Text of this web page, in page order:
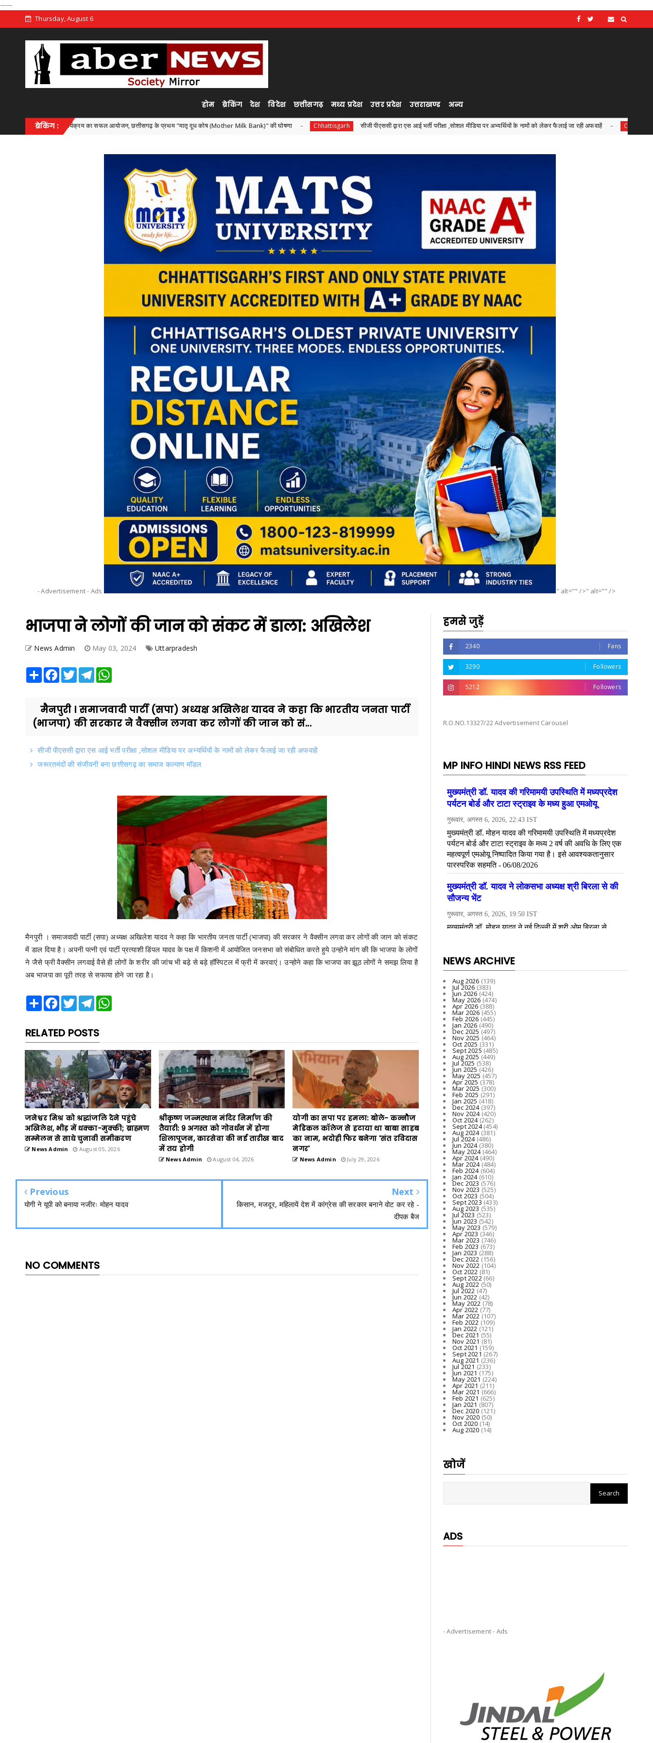
——
Thursday, August 6
होम ब्रेकिंग देश विदेश छत्तीसगढ़ मध्य प्रदेश उत्तर प्रदेश उत्तराखण्ड अन्य
ब्रेकिंग :
कार्यक्रम का सफल आयोजन, छत्तीसगढ़ के प्रथम "मातृ दूध कोष (Mother Milk Bank)" की घोषणा Chhattisgarh सीजी पीएससी द्वारा एस आई भर्ती परीक्षा ,सोशल मीडिया पर अभ्यर्थियों के नामों को लेकर फैलाई जा रही अफवाहें Chhattisgarh जरूरतमंदों की
- Advertisement - Ads " alt="" />" alt="" />
भाजपा ने लोगों की जान को संकट में डाला: अखिलेश
News Admin May 03, 2024 Uttarpradesh
Share Facebook
TwitterTelegram
मैनपुरी । समाजवादी पार्टी (सपा) अध्यक्ष अखिलेश यादव ने कहा कि भारतीय जनता पार्टी
(भाजपा) की सरकार ने वैक्सीन लगवा कर लोगों की जान को सं...
सीजी पीएससी द्वारा एस आई भर्ती परीक्षा ,सोशल मीडिया पर अभ्यर्थियों के नामों को लेकर फैलाई जा रही अफवाहें
जरूरतमंदों की संजीवनी बना छत्तीसगढ़ का समाज कल्याण मॉडल
मैनपुरी । समाजवादी पार्टी (सपा) अध्यक्ष अखिलेश यादव ने कहा कि भारतीय जनता पार्टी (भाजपा) की सरकार ने वैक्सीन लगवा कर लोगों की जान को संकट
में डाल दिया है। अपनी पत्नी एवं पार्टी प्रत्याशी डिंपल यादव के पक्ष में किशनी में आयोजित जनसभा को संबोधित करते हुये उन्होने मांग की कि भाजपा के लोगों
ने जैसे फ्री वैक्सीन लगवाई वैसे ही लोगों के शरीर की जांच भी बड़े से बड़े हॉस्पिटल में फ्री में करवाएं। उन्होने कहा कि भाजपा का झूठ लोगों ने समझ लिया है
अब भाजपा का पूरी तरह से सफाया होने जा रहा है।
Share Facebook
TwitterTelegram
RELATED POSTS
जनेश्वर मिश्र को श्रद्धांजलि देने पहुंचे
अखिलेश, भीड़ में धक्का-मुक्की; ब्राह्मण
सम्मेलन से साधे चुनावी समीकरण
News Admin August 05, 2026
श्रीकृष्ण जन्मस्थान मंदिर निर्माण की
तैयारी: 9 अगस्त को गोवर्धन में होगा
शिलापूजन, कारसेवा की नई तारीख बाद
में तय होगी
News Admin August 04, 2026
योगी का सपा पर हमला: बोले- कन्नौज
मेडिकल कॉलेज से हटाया था बाबा साहब
का नाम, भदोही फिर बनेगा 'संत रविदास
नगर'
News Admin July 29, 2026
Previous
योगी ने यूपी को बनाया नजीरः मोहन यादव
Next
किसान, मजदूर, महिलायें देश में कांग्रेस की सरकार बनाने वोट कर रहे -
दीपक बैज
NO COMMENTS
हमसे जुड़ें
2340 Fans
3290 Followers
5212 Followers
R.O.NO.13327/22 Advertisement Carousel
MP INFO HINDI NEWS RSS FEED
NEWS ARCHIVE
Aug 2026 (139)
Jul 2026 (383)
Jun 2026(424)
May 2026(474)
Apr 2026 (388)
Mar 2026(455)
Feb 2026 (445)
Jan 2026 (490)
Dec 2025(497)
Nov 2025 (464)
Oct 2025 (331)
Sept 2025 (485)
Aug 2025 (449)
Jul 2025 (538)
Jun 2025(426)
May 2025(457)
Apr 2025 (378)
Mar 2025 (300)
Feb 2025 (291)
Jan 2025 (418)
Dec 2024(397)
Nov 2024(420)
Oct 2024(262)
Sept 2024(454)
Aug 2024(381)
Jul 2024(486)
Jun 2024(380)
May 2024(464)
Apr 2024(490)
Mar 2024(484)
Feb 2024(604)
Jan 2024(610)
Dec 2023(576)
Nov 2023 (525)
Oct 2023 (504)
Sept 2023 (433)
Aug 2023 (535)
Jul 2023 (523)
Jun 2023(542)
May 2023(579)
Apr 2023 (346)
Mar 2023 (746)
Feb 2023 (673)
Jan 2023 (288)
Dec 2022(156)
Nov 2022 (104)
Oct 2022 (81)
Sept 2022(66)
Aug 2022 (50)
Jul 2022 (47)
Jun 2022(42)
May 2022(78)
Apr 2022 (77)
Mar 2022(107)
Feb 2022 (109)
Jan 2022 (121)
Dec 2021 (55)
Nov 2021 (81)
Oct 2021 (159)
Sept 2021 (267)
Aug 2021 (236)
Jul 2021 (233)
Jun 2021(175)
May 2021(224)
Apr 2021 (211)
Mar 2021 (666)
Feb 2021 (625)
Jan 2021 (807)
Dec 2020(121)
Nov 2020 (50)
Oct 2020 (14)
Aug 2020(14)
खोजें
ADS
- Advertisement - Ads